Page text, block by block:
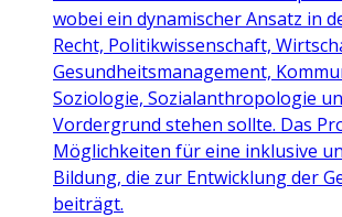
wobei ein dynamischer Ansatz in
Recht, Politikwissenschaft,
Gesundheitsmanagement,
Soziologie, Sozialanthropologie
Vordergrund stehen sollte. Das
Möglichkeiten für eine inklusive
Bildung, die zur Entwicklung der
beiträgt.